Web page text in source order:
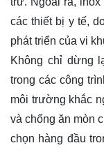
các thiết bị y tế,
phát triển của vi
Không chỉ dừng
trong các công
môi trường khắc
và chống ăn mòn
chọn hàng đầu